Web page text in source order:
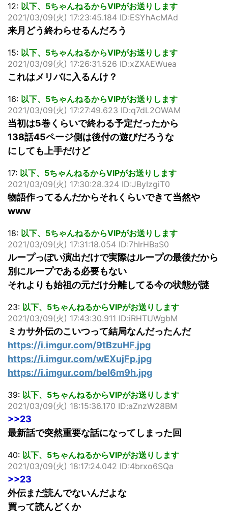
12: 以下、5ちゃんねるからVIPがお送りします
2021/03/09(火) 17:23:45.184 ID:ESYhAcMAd
来月どう終わらせるんだろう
15: 以下、5ちゃんねるからVIPがお送りします
2021/03/09(火) 17:26:31.526 ID:xZXAEWuea
これはメリバに入るんけ？
16: 以下、5ちゃんねるからVIPがお送りします
2021/03/09(火) 17:27:49.623 ID:q7dL2OWAM
当初は5巻くらいで終わる予定だったから
138話45ページ側は後付の遊びだろうな
にしても上手だけど
17: 以下、5ちゃんねるからVIPがお送りします
2021/03/09(火) 17:30:28.324 ID:JByIzgiT0
物語作ってるんだからそれくらいできて当然や
www
18: 以下、5ちゃんねるからVIPがお送りします
2021/03/09(火) 17:31:18.054 ID:7hIrHBaS0
ループっぽい演出だけで実際はループの最後だから
別にループである必要もない
それよりも始祖の元だけ分離してる今の状態が謎
23: 以下、5ちゃんねるからVIPがお送りします
2021/03/09(火) 17:43:30.911 ID:iRHTUWgbM
ミカサ外伝のこいつって結局なんだったんだ
https://i.imgur.com/9tBzuHF.jpg
https://i.imgur.com/wEXujFp.jpg
https://i.imgur.com/beI6m9h.jpg
39: 以下、5ちゃんねるからVIPがお送りします
2021/03/09(火) 18:15:36.170 ID:aZnzW28BM
>>23
最新話で突然重要な話になってしまった回
40: 以下、5ちゃんねるからVIPがお送りします
2021/03/09(火) 18:17:24.042 ID:4brxo6SQa
>>23
外伝まだ読んでないんだよな
買って読んどくか